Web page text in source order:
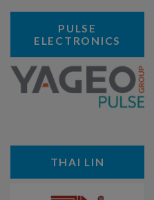
PULSE
ELECTRONICS
THAI LIN